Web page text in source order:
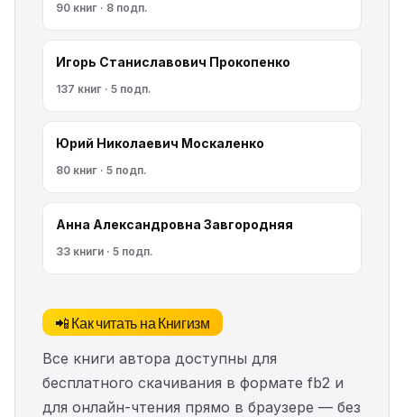
90 книг · 8 подп.
Игорь Станиславович Прокопенко
137 книг · 5 подп.
Юрий Николаевич Москаленко
80 книг · 5 подп.
Анна Александровна Завгородняя
33 книги · 5 подп.
📲 Как читать на Книгизм
Все книги автора доступны для
бесплатного скачивания в формате fb2 и
для онлайн-чтения прямо в браузере — без